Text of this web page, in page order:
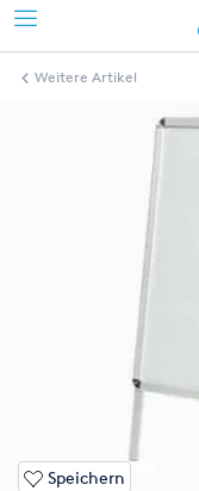
Weitere Artikel
Speichern